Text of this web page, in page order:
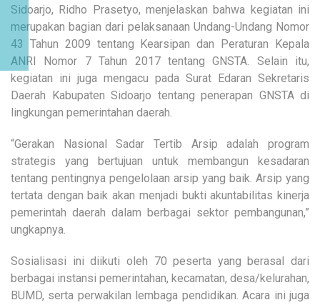
Sidoarjo, Ridho Prasetyo, menjelaskan bahwa kegiatan ini
merupakan bagian dari pelaksanaan Undang-Undang Nomor
43 Tahun 2009 tentang Kearsipan dan Peraturan Kepala
ANRI Nomor 7 Tahun 2017 tentang GNSTA. Selain itu,
kegiatan ini juga mengacu pada Surat Edaran Sekretaris
Daerah Kabupaten Sidoarjo tentang penerapan GNSTA di
lingkungan pemerintahan daerah.
“Gerakan Nasional Sadar Tertib Arsip adalah program
strategis yang bertujuan untuk membangun kesadaran
tentang pentingnya pengelolaan arsip yang baik. Arsip yang
tertata dengan baik akan menjadi bukti akuntabilitas kinerja
pemerintah daerah dalam berbagai sektor pembangunan,”
ungkapnya.
Sosialisasi ini diikuti oleh 70 peserta yang berasal dari
berbagai instansi pemerintahan, kecamatan, desa/kelurahan,
BUMD, serta perwakilan lembaga pendidikan. Acara ini juga